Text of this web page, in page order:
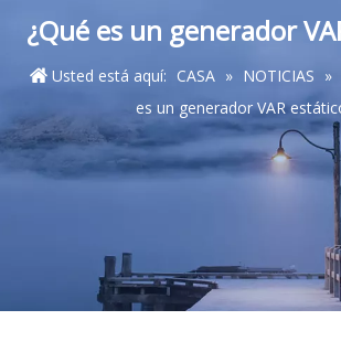
¿Qué es un generador
Usted está aquí: CASA » NOTICIAS »
es un generador VAR